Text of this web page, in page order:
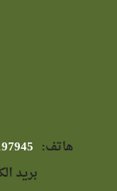
هاتف:
بريد